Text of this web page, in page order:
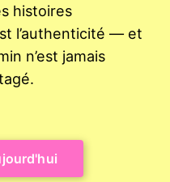
histoires
l’authenticité — et
n’est jamais